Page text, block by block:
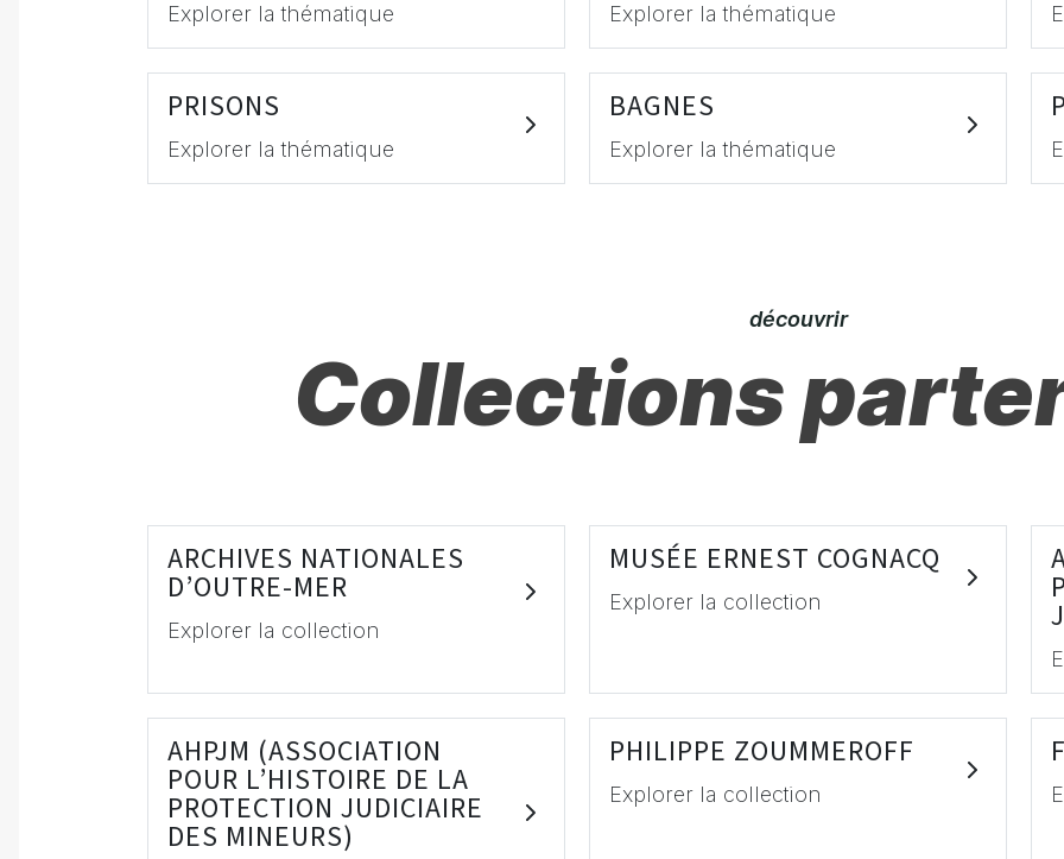
Explorer la thématique Explorer la thématique
PRISONS
Explorer la thématique
BAGNES
Explorer la thématique
découvrir
Collections
ARCHIVES NATIONALES
D’OUTRE-MER
Explorer la collection
MUSÉE ERNEST COGNACQ
Explorer la collection
AHPJM (ASSOCIATION
POUR L’HISTOIRE DE LA
PROTECTION JUDICIAIRE
DES MINEURS)
PHILIPPE ZOUMMEROFF
Explorer la collection